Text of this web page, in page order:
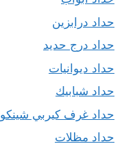
حداد درابزين
حداد درج حديد
حداد ديوانيات
حداد شبابيك
حداد غرف كيربي شينكو
حداد مظلات